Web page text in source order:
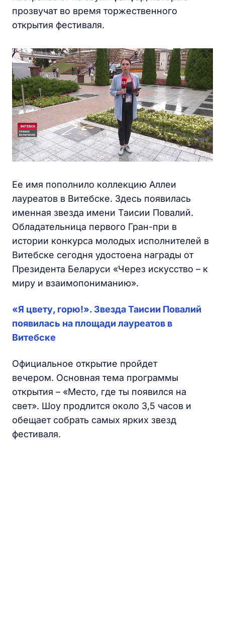
прозвучат во время торжественного
открытия фестиваля.
Ее имя пополнило коллекцию Аллеи
лауреатов в Витебске. Здесь появилась
именная звезда имени Таисии Повалий.
Обладательница первого Гран-при в
истории конкурса молодых исполнителей в
Витебске сегодня удостоена награды от
Президента Беларуси «Через искусство – к
миру и взаимопониманию».
«Я цвету, горю!». Звезда Таисии Повалий
появилась на площади лауреатов в
Витебске
Официальное открытие пройдет
вечером. Основная тема программы
открытия – «Место, где ты появился на
свет». Шоу продлится около 3,5 часов и
обещает собрать самых ярких звезд
фестиваля.